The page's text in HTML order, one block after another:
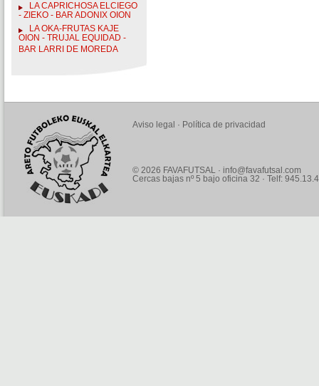
LA CAPRICHOSA ELCIEGO
- ZIEKO - BAR ADONIX OION
LA OKA-FRUTAS KAJE
OION - TRUJAL EQUIDAD -
BAR LARRI DE MOREDA
Aviso legal · Política de privacidad
© 2026 FAVAFUTSAL · info@favafutsal.com
Cercas bajas nº 5 bajo oficina 32 · Telf: